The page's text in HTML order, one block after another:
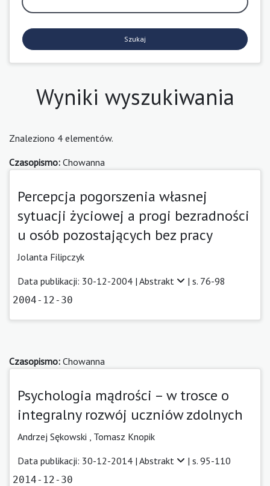
Szukaj
Wyniki wyszukiwania
Znaleziono 4 elementów.
Czasopismo: Chowanna
Percepcja pogorszenia własnej
sytuacji życiowej a progi bezradności
u osób pozostających bez pracy
Jolanta Filipczyk
Data publikacji: 30-12-2004 | Abstrakt | s. 76-98
2004-12-30
Czasopismo: Chowanna
Psychologia mądrości – w trosce o
integralny rozwój uczniów zdolnych
Andrzej Sękowski , Tomasz Knopik
Data publikacji: 30-12-2014 | Abstrakt | s. 95-110
2014-12-30